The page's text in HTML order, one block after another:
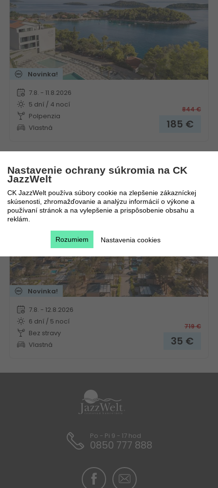
Novinka!
7.8. - 11.8.2026
5 dní / 4 nocí
Polpenzia
Vlastná
844€
185 €
Chorvátsko Kvarner
Novinka!
7.8. - 12.8.2026
6 dní / 5 nocí
Bez stravy
Vlastná
719€
35 €
Po - Pi 9 - 17 hod
0850 777 888
Nastavenie ochrany súkromia na CK
JazzWelt
CK JazzWelt používa súbory cookie na zlepšenie zákazníckej
skúsenosti, zhromažďovanie a analýzu informácií o výkone a
používaní stránok a na vylepšenie a prispôsobenie obsahu a
reklám.
Nastavenia cookies
Rozumiem